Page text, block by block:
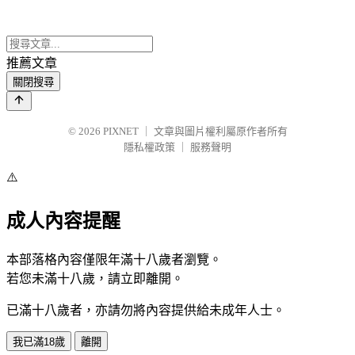
推薦文章
關閉搜尋
© 2026 PIXNET
文章與圖片權利屬原作者所有
隱私權政策
服務聲明
⚠️
成人內容提醒
本部落格內容僅限年滿十八歲者瀏覽。
若您未滿十八歲，請立即離開。
已滿十八歲者，亦請勿將內容提供給未成年人士。
我已滿18歲 離開